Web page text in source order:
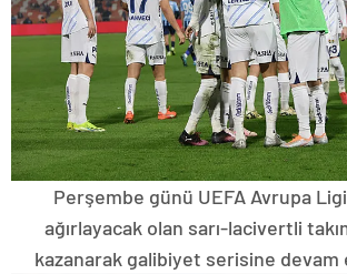
Perşembe günü UEFA Avrupa
ağırlayacak olan sarı-lacivertli
kazanarak galibiyet serisine devam